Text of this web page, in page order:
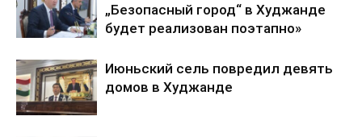
„Безопасный город“ в Худжанде
будет реализован поэтапно»
Июньский сель повредил девять
домов в Худжанде